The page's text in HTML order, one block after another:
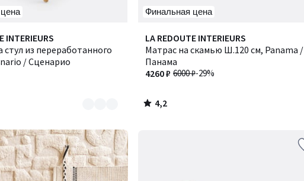
INTERIEURS
стул из переработанного
/ Сценарио
Финальная цена
LA REDOUTE INTERIEURS
Матрас на скамью Ш.120 см, Panama /
Панама
6000 ₽-29%
4260 ₽
4,2
/ 5
4,2
/